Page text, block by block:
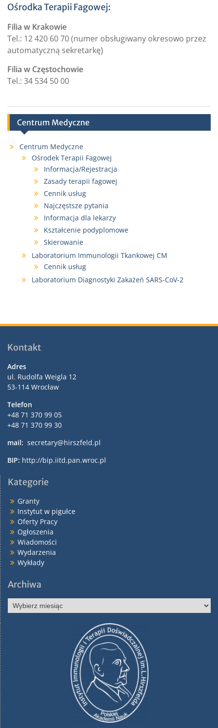
Ośrodka Terapii Fagowej:
Filia w Krakowie
Tel.: 12 420 60 70 (numer obsługiwany okresowo przez
automatyczną sekretarkę)
Filia w Częstochowie
Tel.: 34 534 50 00
Centrum Medyczne
Centrum Medyczne
Ośrodek Terapii Fagowej
Informacja/Rejestracja
Zasady terapii fagowej
Cennik usług
Najczęstsze pytania
Informacja dla lekarzy
Kształcenie podyplomowe
Skierowanie
Laboratorium Immunologii Tkankowej CM
Cennik usług
Laboratorium Diagnostyki Zakażeń SARS-CoV-2
Kontakt
Adres
ul. Rudolfa Weigla 12
53-114 Wrocław
Telefon
+48 71 370 99 05
+48 71 370 99 30
mail: secretary@hirszfeld.pl
BIP: http://bip.iitd.pan.wroc.pl
Kategorie
Granty
Instytut w pigułce
Oferty Pracy
Ogłoszenia
Wiadomości
Wydarzenia
Wykłady
Archiwa
Archiwa